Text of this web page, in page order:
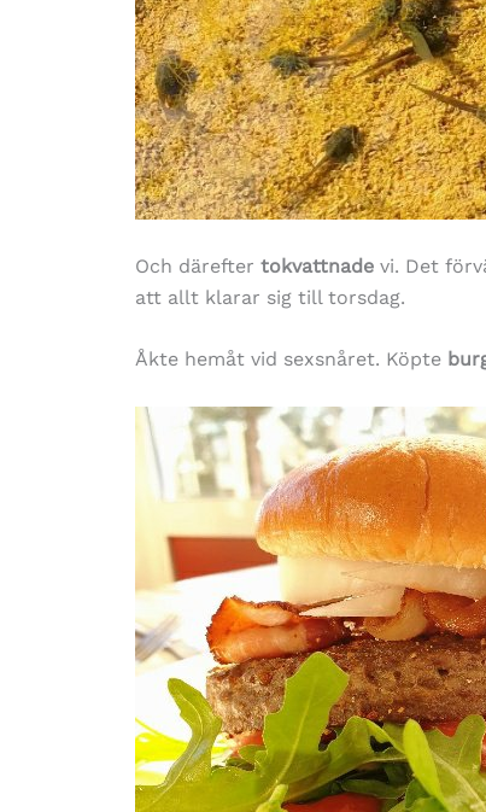
Och därefter tokvattnade vi. Det
att allt klarar sig till torsdag.
Åkte hemåt vid sexsnåret. Köpte